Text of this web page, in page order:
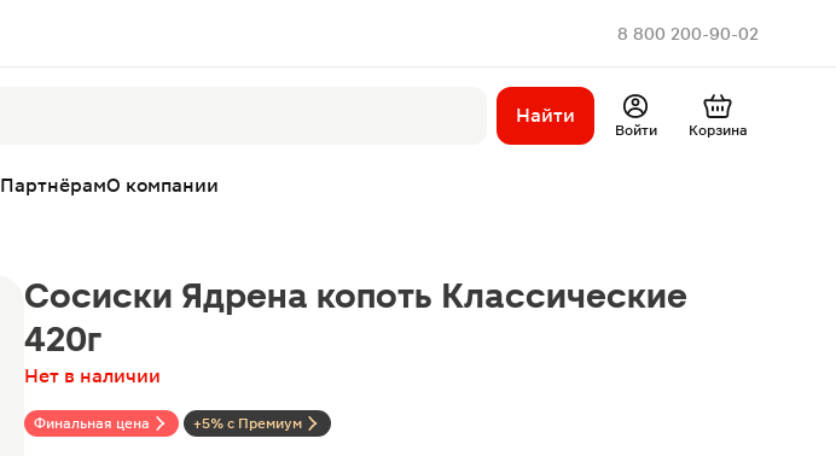
8 800 200-90-02
Найти
Войти Корзина
ПартнёрамО компании
Финальная цена +5% с Премиум
Сосиски Ядрена копоть Классические
420г
Нет в наличии